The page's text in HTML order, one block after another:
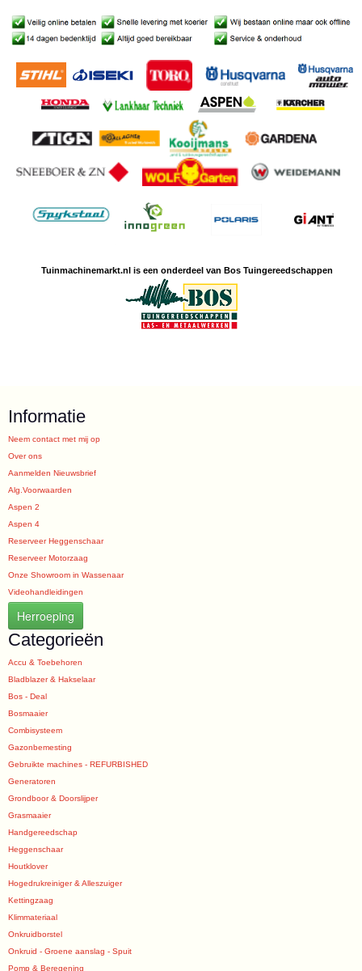
Tuinmachinemarkt.nl is een onderdeel van Bos Tuingereedschappen
Informatie
Neem contact met mij op
Over ons
Aanmelden Nieuwsbrief
Alg.Voorwaarden
Aspen 2
Aspen 4
Reserveer Heggenschaar
Reserveer Motorzaag
Onze Showroom in Wassenaar
Videohandleidingen
Herroeping
Categorieën
Accu & Toebehoren
Bladblazer & Hakselaar
Bos - Deal
Bosmaaier
Combisysteem
Gazonbemesting
Gebruikte machines - REFURBISHED
Generatoren
Grondboor & Doorslijper
Grasmaaier
Handgereedschap
Heggenschaar
Houtklover
Hogedrukreiniger & Alleszuiger
Kettingzaag
Klimmateriaal
Onkruidborstel
Onkruid - Groene aanslag - Spuit
Pomp & Beregening